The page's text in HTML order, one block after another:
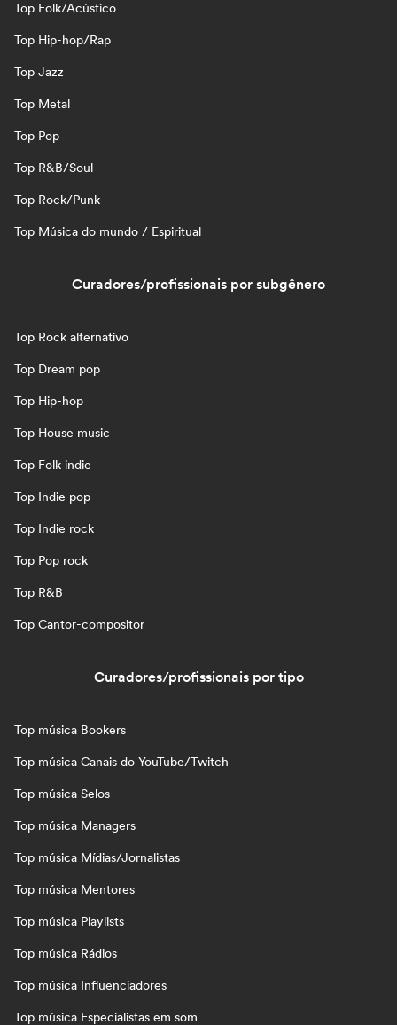
Top Folk/Acústico
Top Hip-hop/Rap
Top Jazz
Top Metal
Top Pop
Top R&B/Soul
Top Rock/Punk
Top Música do mundo / Espiritual
Curadores/profissionais por subgênero
Top Rock alternativo
Top Dream pop
Top Hip-hop
Top House music
Top Folk indie
Top Indie pop
Top Indie rock
Top Pop rock
Top R&B
Top Cantor-compositor
Curadores/profissionais por tipo
Top música Bookers
Top música Canais do YouTube/Twitch
Top música Selos
Top música Managers
Top música Mídias/Jornalistas
Top música Mentores
Top música Playlists
Top música Rádios
Top música Influenciadores
Top música Especialistas em som